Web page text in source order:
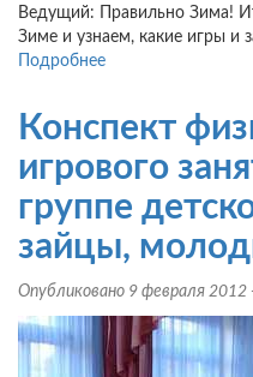
Ведущий: Правильно Зима!
Зиме и узнаем, какие игры и
Подробнее
детском
саду
«В
гостях
у
для
старшего
дошкольного
Конспект
игрового
группе
зайцы,
Опубликовано 9 февраля